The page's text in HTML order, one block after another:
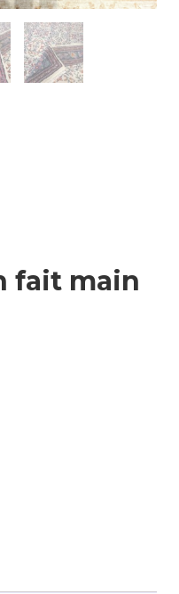
fait main